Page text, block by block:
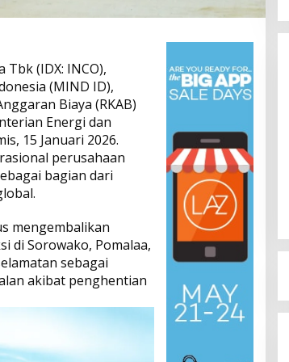
Tbk (IDX: INCO),
(MIND ID),
Biaya (RKAB)
Energi dan
15 Januari 2026.
perusahaan
bagian dari
mengembalikan
di Sorowako, Pomalaa,
sebagai
akibat penghentian
Dinamika Memanas, Enam
Pengurus Inti DPW NasDem
Sulteng Ajukan Mundur, Sekretaris:
Baru Empat yang Tegas
Menyatakan
Di Berita, Politik, Sulteng, Viral | Agustus 3, 2026